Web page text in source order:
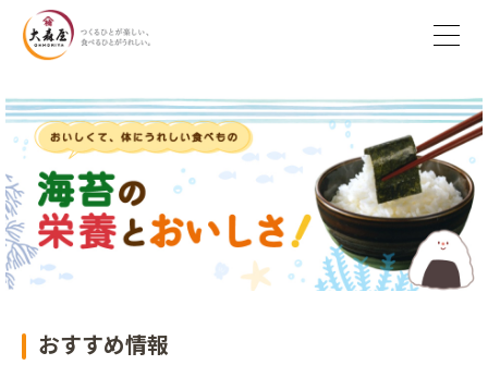
おすすめ情報